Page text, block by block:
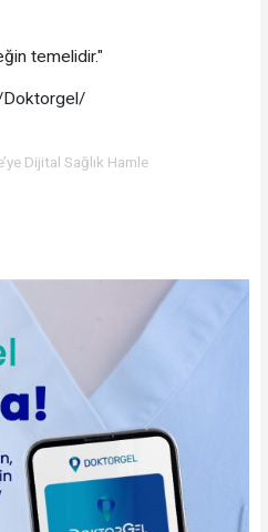
temelidir."
Doktorgel/
Dijital Sağlık Hamle